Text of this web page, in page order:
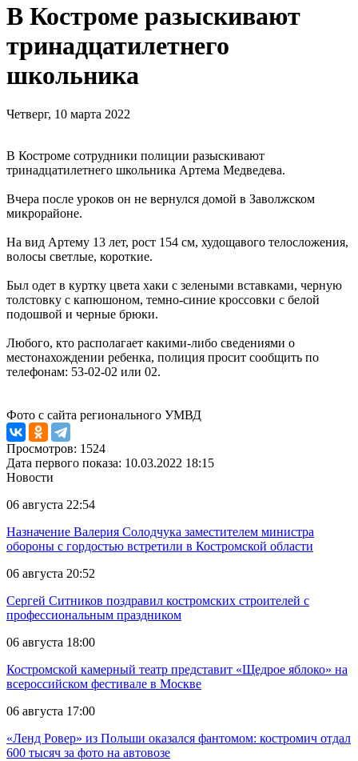
В Костроме разыскивают
тринадцатилетнего
школьника
Четверг, 10 марта 2022
В Костроме сотрудники полиции разыскивают
тринадцатилетнего школьника Артема Медведева.
Вчера после уроков он не вернулся домой в Заволжском
микрорайоне.
На вид Артему 13 лет, рост 154 см, худощавого телосложения,
волосы светлые, короткие.
Был одет в куртку цвета хаки с зелеными вставками, черную
толстовку с капюшоном, темно-синие кроссовки с белой
подошвой и черные брюки.
Любого, кто располагает какими-либо сведениями о
местонахождении ребенка, полиция просит сообщить по
телефонам: 53-02-02 или 02.
Фото с сайта регионального УМВД
Просмотров: 1524
Дата первого показа: 10.03.2022 18:15
Новости
06 августа 22:54
Назначение Валерия Солодчука заместителем министра
обороны с гордостью встретили в Костромской области
06 августа 20:52
Сергей Ситников поздравил костромских строителей с
профессиональным праздником
06 августа 18:00
Костромской камерный театр представит «Щедрое яблоко» на
всероссийском фестивале в Москве
06 августа 17:00
«Ленд Ровер» из Польши оказался фантомом: костромич отдал
600 тысяч за фото на автовозе